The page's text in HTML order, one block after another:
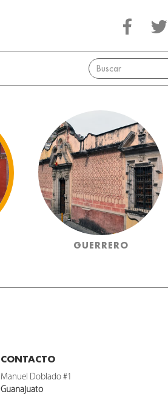
GUERRERO
CONTACTO
Manuel Doblado #1
Guanajuato